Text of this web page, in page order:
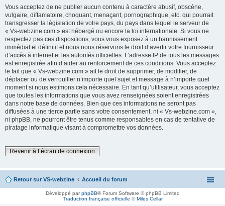
Vous acceptez de ne publier aucun contenu à caractère abusif, obscène,
vulgaire, diffamatoire, choquant, menaçant, pornographique, etc. qui pourrait
transgresser la législation de votre pays, du pays dans lequel le serveur de
« Vs-webzine.com » est hébergé ou encore la loi internationale. Si vous ne
respectez pas ces dispositions, vous vous exposez à un bannissement
immédiat et définitif et nous nous réservons le droit d’avertir votre fournisseur
d’accès à internet et les autorités officielles. L’adresse IP de tous les messages
est enregistrée afin d’aider au renforcement de ces conditions. Vous acceptez
le fait que « Vs-webzine.com » ait le droit de supprimer, de modifier, de
déplacer ou de verrouiller n’importe quel sujet et message à n’importe quel
moment si nous estimons cela nécessaire. En tant qu’utilisateur, vous acceptez
que toutes les informations que vous avez renseignées soient enregistrées
dans notre base de données. Bien que ces informations ne seront pas
diffusées à une tierce partie sans votre consentement, ni « Vs-webzine.com »,
ni phpBB, ne pourront être tenus comme responsables en cas de tentative de
piratage informatique visant à compromettre vos données.
Revenir à l’écran de connexion
Retour sur VS-webzine Accueil du forum
Développé parphpBB® Forum Software © phpBB Limited
Traduction française officielle ©Miles Cellar